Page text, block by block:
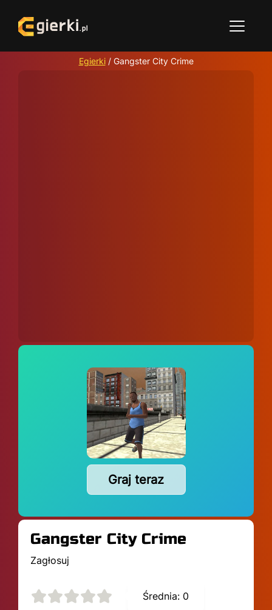
Egierki/ Gangster City Crime
Graj teraz
Gangster City Crime
Zagłosuj
Średnia: 0